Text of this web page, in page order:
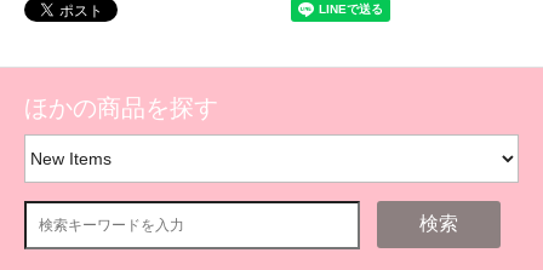
ほかの商品を探す
検索